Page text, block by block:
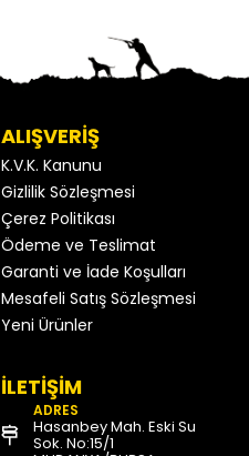
ALIŞVERİŞ
K.V.K. Kanunu
Gizlilik Sözleşmesi
Çerez Politikası
Ödeme ve Teslimat
Garanti ve İade Koşulları
Mesafeli Satış Sözleşmesi
Yeni Ürünler
İLETİŞİM
ADRES
Hasanbey Mah. Eski Su
Sok. No:15/1